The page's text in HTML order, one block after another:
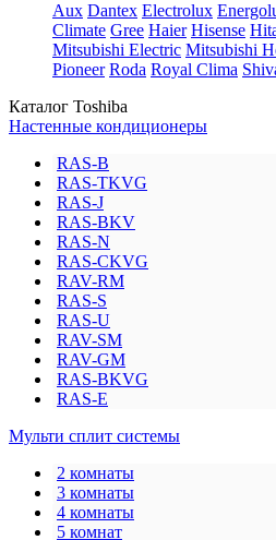
Aux Dantex Electrolux
Climate Gree Haier Hisense
Mitsubishi Electric Mitsubishi
Pioneer Roda Royal Clima
Каталог Toshiba
Настенные кондиционеры
RAS-B
RAS-TKVG
RAS-J
RAS-BKV
RAS-N
RAS-CKVG
RAV-RM
RAS-S
RAS-U
RAV-SM
RAV-GM
RAS-BKVG
RAS-E
Мульти сплит системы
2 комнаты
3 комнаты
4 комнаты
5 комнат